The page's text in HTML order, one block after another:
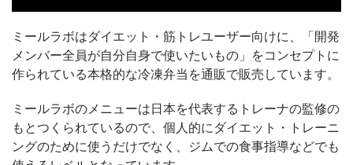
ミールラボはダイエット・筋トレユーザー向けに、「開発
メンバー全員が自分自身で使いたいもの」をコンセプトに
作られている本格的な冷凍弁当を通販で販売しています。
ミールラボのメニューは日本を代表するトレーナの監修の
もとつくられているので、個人的にダイエット・トレーニ
ングのために使うだけでなく、ジムでの食事指導などでも